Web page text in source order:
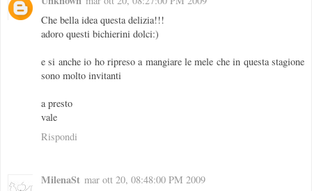
Che bella idea questa delizia!!!
adoro questi bichierini dolci:)
e si anche io ho ripreso a mangiare le mele che in questa stagione
sono molto invitanti
a presto
vale
Rispondi
MilenaSt mar ott 20, 08:48:00 PM 2009